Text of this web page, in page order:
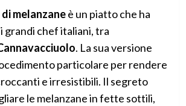
melanzaneè un piatto che ha
grandi chef italiani, tra
. La sua versione
particolare per rendere
e irresistibili. Il segreto
le melanzane in fette sottili,